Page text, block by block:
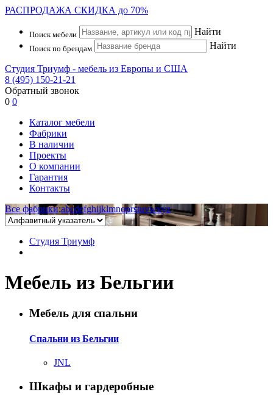
РАСПРОДАЖА СКИДКА до 70%
Поиск мебели Найти
Поиск по брендам Найти
Студия Триумф - мебель из Европы и США
8 (495) 150-21-21
Обратный звонок
0 0
Каталог мебели
Фабрики
В наличии
Проекты
О компании
Гарантия
Контакты
Все фабрики:abcdefghijklmnoprstuvwxyz
Студия Триумф
Мебель из Бельгии
Мебель для спальни
Спальни из Бельгии
JNL
Шкафы и гардеробные